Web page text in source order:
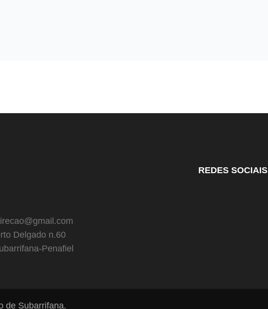
Delgado n.60
Penafiel
REDES SOCIAIS
de Subarrifana.